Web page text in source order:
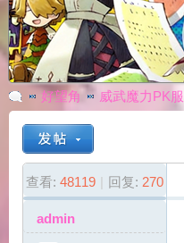
好望角 威武魔力PK服
查看: 48119 | 回复: 270
admin